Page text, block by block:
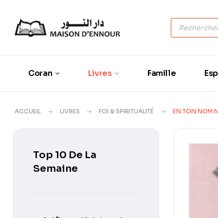
Coran Livres Famille
ACCUEIL LIVRES FOI & SPIRITUALITÉ EN TON NOM
Top 10 De La
Semaine